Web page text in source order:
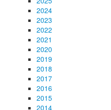
2024
2023
2022
2021
2020
2019
2018
2017
2016
2015
2014